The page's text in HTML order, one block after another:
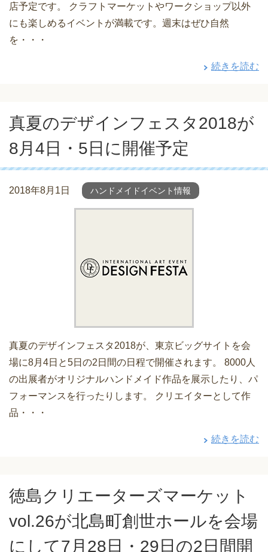
店予定です。 クラフトマーケットやワークショップ以外
にも楽しめるイベントが満載です。週末はぜひ自然
を・・・
続きを読む
真夏のデザインフェスタ2018が
8月4日・5日に開催予定
2018年8月1日 ハンドメイドイベント情報
真夏のデザインフェスタ2018が、東京ビッグサイトを会
場に8月4日と5日の2日間の日程で開催されます。 8000人
の出展者がオリジナルハンドメイド作品を展示したり、パ
フォーマンスを行ったりします。 クリエイターとして作
品・・・
続きを読む
徳島クリエーターズマーケット
vol.26が北島町創世ホールを会場
にして7月28日・29日の2日間開